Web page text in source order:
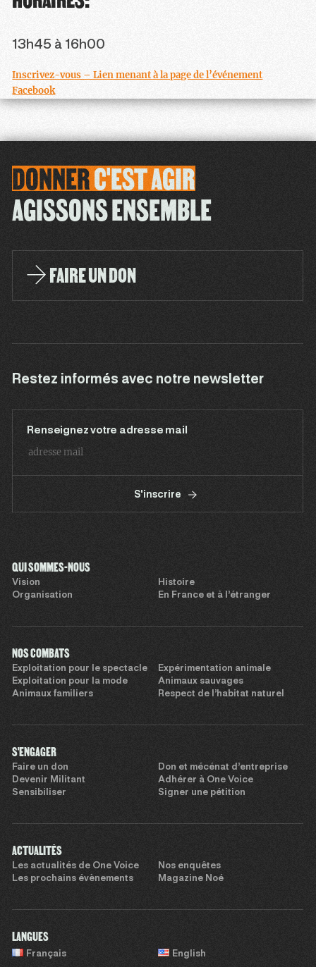
13h45 à 16h00
Inscrivez-vous – Lien menant à la page de l’événement
Facebook
DONNERC'ESTAGIR
AGISSONS ENSEMBLE
FAIRE UN DON
Restez informés avec notre newsletter
Renseignez votre adresse mail
S'inscrire
QUI SOMMES-NOUS
Vision
Histoire
Organisation
En France et à l’étranger
NOS COMBATS
Exploitation pour le spectacle
Expérimentation animale
Exploitation pour la mode
Animaux sauvages
Animaux familiers
Respect de l’habitat naturel
S'ENGAGER
Faire un don
Don et mécénat d’entreprise
Devenir Militant
Adhérer à One Voice
Sensibiliser
Signer une pétition
ACTUALITÉS
Les actualités de One Voice
Nos enquêtes
Les prochains évènements
Magazine Noé
LANGUES
Français English